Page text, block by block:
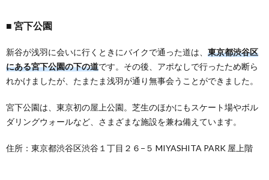
宮下公園
新谷が浅羽に会いに行くときにバイクで通った道は、 東京都渋谷区
にある宮下公園の下の道です。その後、アポなしで行ったため断ら
れかけましたが、たまたま浅羽が通り無事会うことができました。
宮下公園は、東京初の屋上公園。芝生のほかにもスケート場やボル
ダリングウォールなど、さまざまな施設を兼ね備えています。
住所：東京都渋谷区渋谷１丁目２６−５ MIYASHITA PARK 屋上階